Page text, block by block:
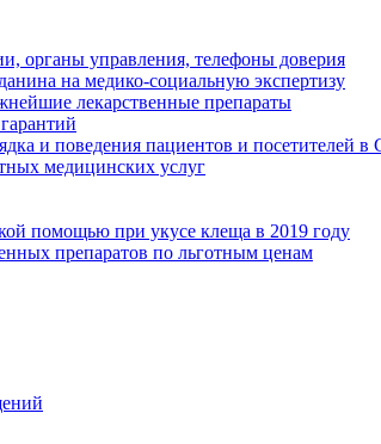
органы управления, телефоны доверия
на медико-социальную экспертизу
лекарственные препараты
и поведения пациентов и
медицинских услуг
помощью при укусе клеща в 2019 году
препаратов по льготным ценам